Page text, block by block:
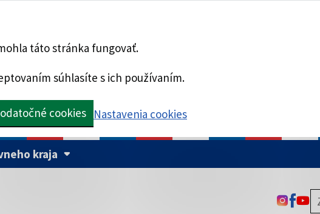
táto stránka fungovať.
súhlasíte s ich používaním.
cookies Nastavenia cookies
kraja
Táto stránka je zabezpečená
ODKAZ